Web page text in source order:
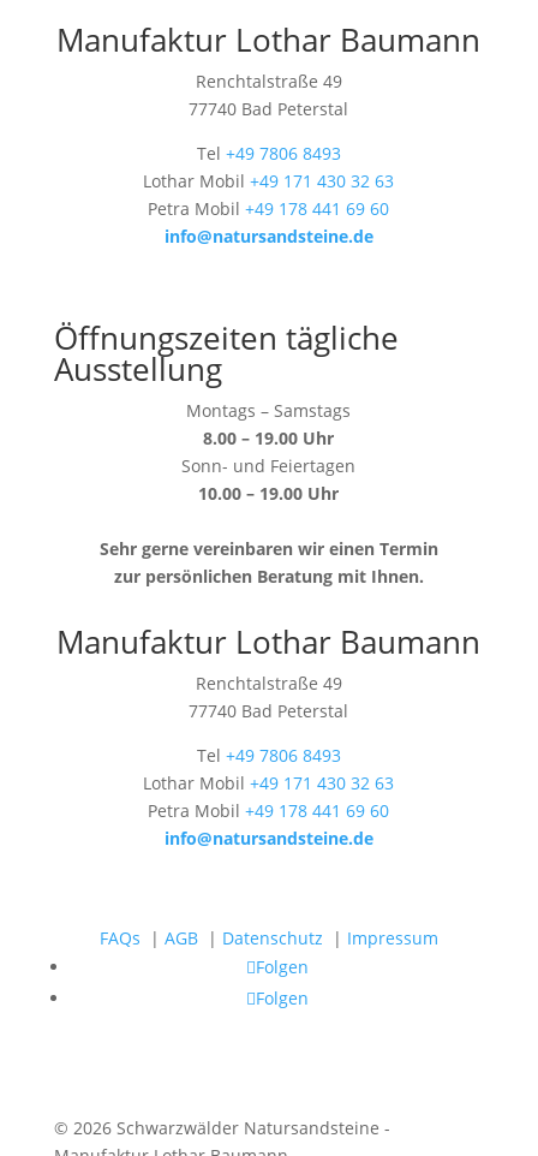
Manufaktur Lothar Baumann
Renchtalstraße 49
77740 Bad Peterstal
Tel +49 7806 8493
Lothar Mobil+49 171 430 32 63
Petra Mobil+49 178 441 69 60
info@natursandsteine.de
Öffnungszeiten tägliche
Ausstellung
Montags – Samstags
8.00 – 19.00 Uhr
Sonn- und Feiertagen
10.00 – 19.00 Uhr
Sehr gerne vereinbaren wir einen Termin
zur persönlichen Beratung mit Ihnen.
Manufaktur Lothar Baumann
Renchtalstraße 49
77740 Bad Peterstal
Tel +49 7806 8493
Lothar Mobil+49 171 430 32 63
Petra Mobil+49 178 441 69 60
info@natursandsteine.de
FAQs | AGB| Datenschutz | Impressum
Folgen
Folgen
© 2026 Schwarzwälder Natursandsteine -